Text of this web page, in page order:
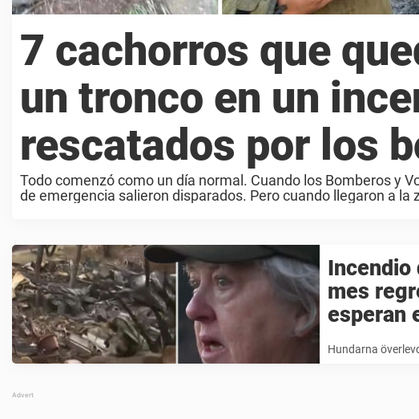
7 cachorros que
un tronco en un
rescatados por los
Todo comenzó como un día normal. Cuando los Bomberos y
de emergencia salieron disparados. Pero cuando llegaron a
Incendio
mes
esperan
Hundarna